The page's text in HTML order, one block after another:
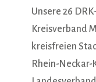
Unsere 26
Kreisverband
kreisfreien
Rhein-Neckar-